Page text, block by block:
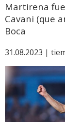
Martirena
Cavani (que
Boca
31.08.2023 |